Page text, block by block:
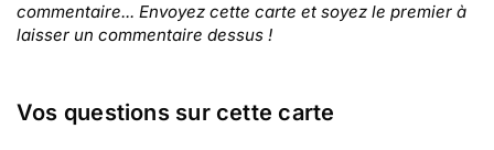
commentaire... Envoyez cette carte et soyez le premier à
laisser un commentaire dessus !
Vos questions sur cette carte